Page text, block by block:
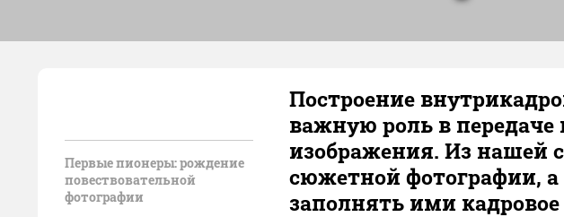
Первые пионеры: рождение
повествовательной
фотографии
Построение
важную роль в
изображения. Из нашей
сюжетной фотографии,
заполнять ими кадровое